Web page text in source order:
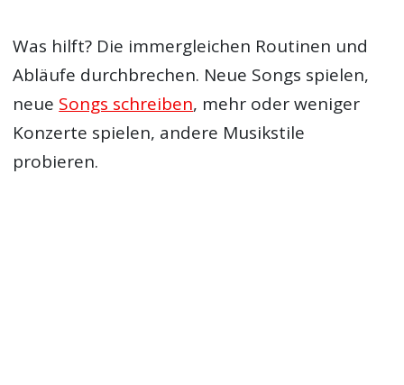
Was hilft? Die immergleichen Routinen und
Abläufe durchbrechen. Neue Songs spielen,
neue Songs schreiben, mehr oder weniger
Konzerte spielen, andere Musikstile
probieren.